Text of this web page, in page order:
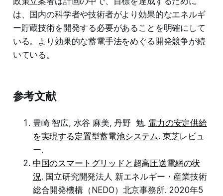
は、国内の科学者や技術者がより効果的なエネルギ
ー貯蔵技術を開発する必要があることを明確にして
いる。より効果的な蓄電手法をめぐる開発競争が続
いている。
参考文献
豊崎 智広, 水谷 麻美, 丹野 勉. 電力の安定供給
を実現する定置型蓄電池システム. 東芝レビュ
ー.
中国のスマートグリッドと超高圧送電網の状
況. 国立研究開発法人 新エネルギー・産業技術
総合開発機構（NEDO）北京事務所. 2020年5